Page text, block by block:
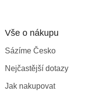
Vše o nákupu
Sázíme Česko
Nejčastější dotazy
Jak nakupovat